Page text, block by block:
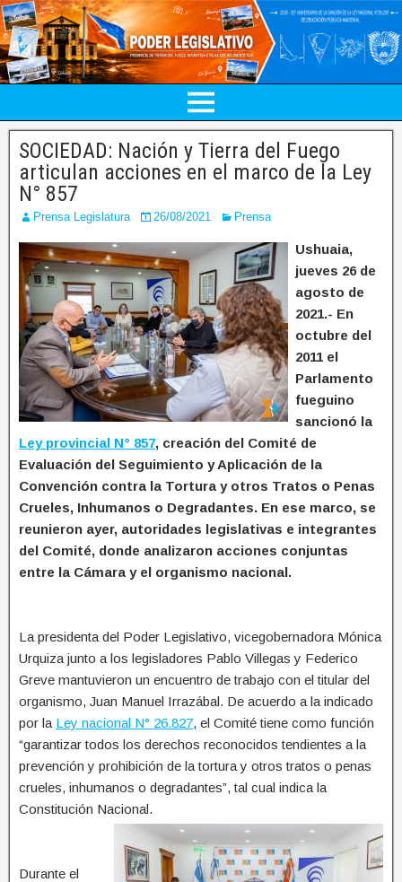
SOCIEDAD: Nación y Tierra del Fuego
articulan acciones en el marco de la Ley
N° 857
Prensa Legislatura 26/08/2021 Prensa
Ushuaia,
jueves 26 de
agosto de
2021.- En
octubre del
2011 el
Parlamento
fueguino
sancionó la
Ley provincial N° 857, creación del Comité de
Evaluación del Seguimiento y Aplicación de la
Convención contra la Tortura y otros Tratos o Penas
Crueles, Inhumanos o Degradantes. En ese marco, se
reunieron ayer, autoridades legislativas e integrantes
del Comité, donde analizaron acciones conjuntas
entre la Cámara y el organismo nacional.
La presidenta del Poder Legislativo, vicegobernadora Mónica
Urquiza junto a los legisladores Pablo Villegas y Federico
Greve mantuvieron un encuentro de trabajo con el titular del
organismo, Juan Manuel Irrazábal. De acuerdo a la indicado
por la Ley nacional N° 26.827, el Comité tiene como función
“garantizar todos los derechos reconocidos tendientes a la
prevención y prohibición de la tortura y otros tratos o penas
crueles, inhumanos o degradantes”, tal cual indica la
Constitución Nacional.
Durante el